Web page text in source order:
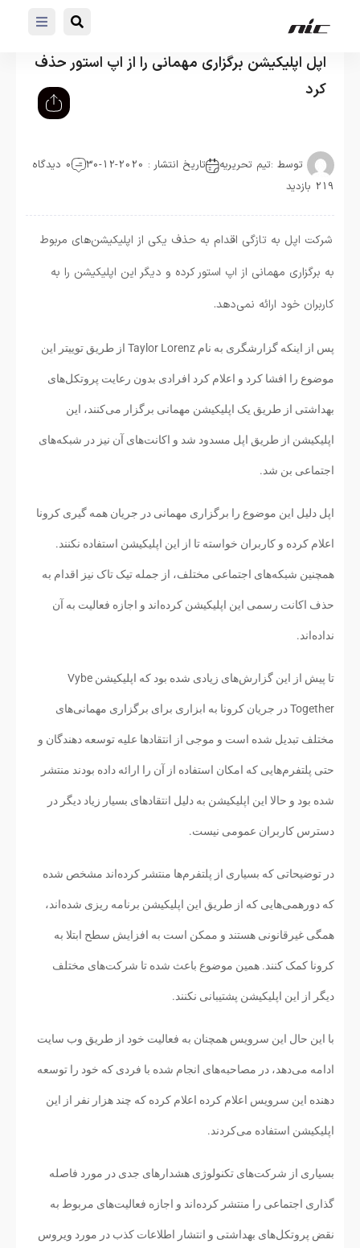
اپل اپلیکیشن برگزاری مهمانی را از اپ استور حذف
کرد
توسط :تیم تحریریه تاریخ انتشار : 2020-12-30
0 دیدگاه
219 بازدید
شرکت اپل به تازگی اقدام به حذف یکی از اپلیکیشن‌های مربوط
به برگزاری مهمانی از اپ استور کرده و دیگر این اپلیکیشن را به
کاربران خود ارائه نمی‌دهد.
پس از اینکه گزارشگری به نام Taylor Lorenz از طریق توییتر این
موضوع را افشا کرد و اعلام کرد افرادی بدون رعایت پروتکل‌های
بهداشتی از طریق یک اپلیکیشن مهمانی برگزار می‌کنند، این
اپلیکیشن از طریق اپل مسدود شد و اکانت‌های آن نیز در شبکه‌های
اجتماعی بن شد.
اپل دلیل این موضوع را برگزاری مهمانی در جریان همه گیری کرونا
اعلام کرده و کاربران خواسته تا از این اپلیکیشن استفاده نکنند.
همچنین شبکه‌های اجتماعی مختلف، از جمله تیک تاک نیز اقدام به‌
حذف اکانت رسمی این اپلیکیشن کرده‌اند و اجازه فعالیت به آن
نداده‌اند.
تا پیش از این گزارش‌های زیادی شده بود که اپلیکیشن Vybe
Together در جریان کرونا به ابزاری برای برگزاری مهمانی‌های
مختلف تبدیل شده است و موجی از انتقادها علیه توسعه دهندگان و
حتی پلتفرم‌هایی که امکان استفاده از آن را ارائه داده بودند منتشر
شده بود و حالا این اپلیکیشن به دلیل انتقادهای بسیار زیاد دیگر در
دسترس کاربران عمومی نیست.
در توضیحاتی که بسیاری از پلتفرم‌ها منتشر کرده‌اند مشخص شده
که دورهمی‌هایی که از طریق این اپلیکیشن برنامه ریزی شده‌اند،
همگی غیرقانونی هستند و ممکن است به افزایش سطح ابتلا به
کرونا کمک کنند. همین موضوع باعث شده تا شرکت‌های مختلف
دیگر از این اپلیکیشن پشتیبانی نکنند.
با این حال این سرویس همچنان به فعالیت خود از طریق وب سایت
ادامه می‌دهد، در مصاحبه‌های انجام شده با فردی که خود را توسعه
دهنده این سرویس اعلام کرده اعلام کرده که چند هزار نفر از این
اپلیکیشن استفاده می‌کردند.
بسیاری از شرکت‌های تکنولوژی هشدارهای جدی در مورد فاصله
گذاری اجتماعی را منتشر کرده‌اند و اجازه فعالیت‌های مربوط به
نقض پروتکل‌های بهداشتی و انتشار اطلاعات کذب در مورد ویروس